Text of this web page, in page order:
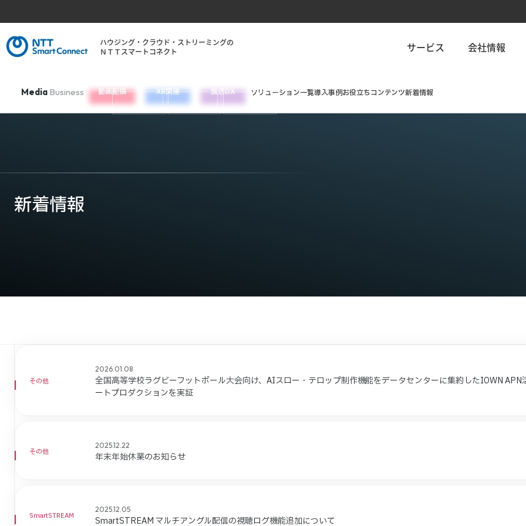
ハウジング・クラウド・ストリーミングの
ＮＴＴスマートコネクト
サービス 会社情報
MediaBusiness 動画配信 XR関連 放送DX ソリューション一覧導入事例お役立ちコンテンツ新着情報
新着情報
その他
2026.01.08
全国高等学校ラグビーフットボール大会向け、AIスロー・テロップ制作機能をデータセンターに集約したIOWN APN
ートプロダクションを実証
その他
2025.12.22
年末年始休業のお知らせ
SmartSTREAM
2025.12.05
SmartSTREAM マルチアングル配信の視聴ログ機能追加について